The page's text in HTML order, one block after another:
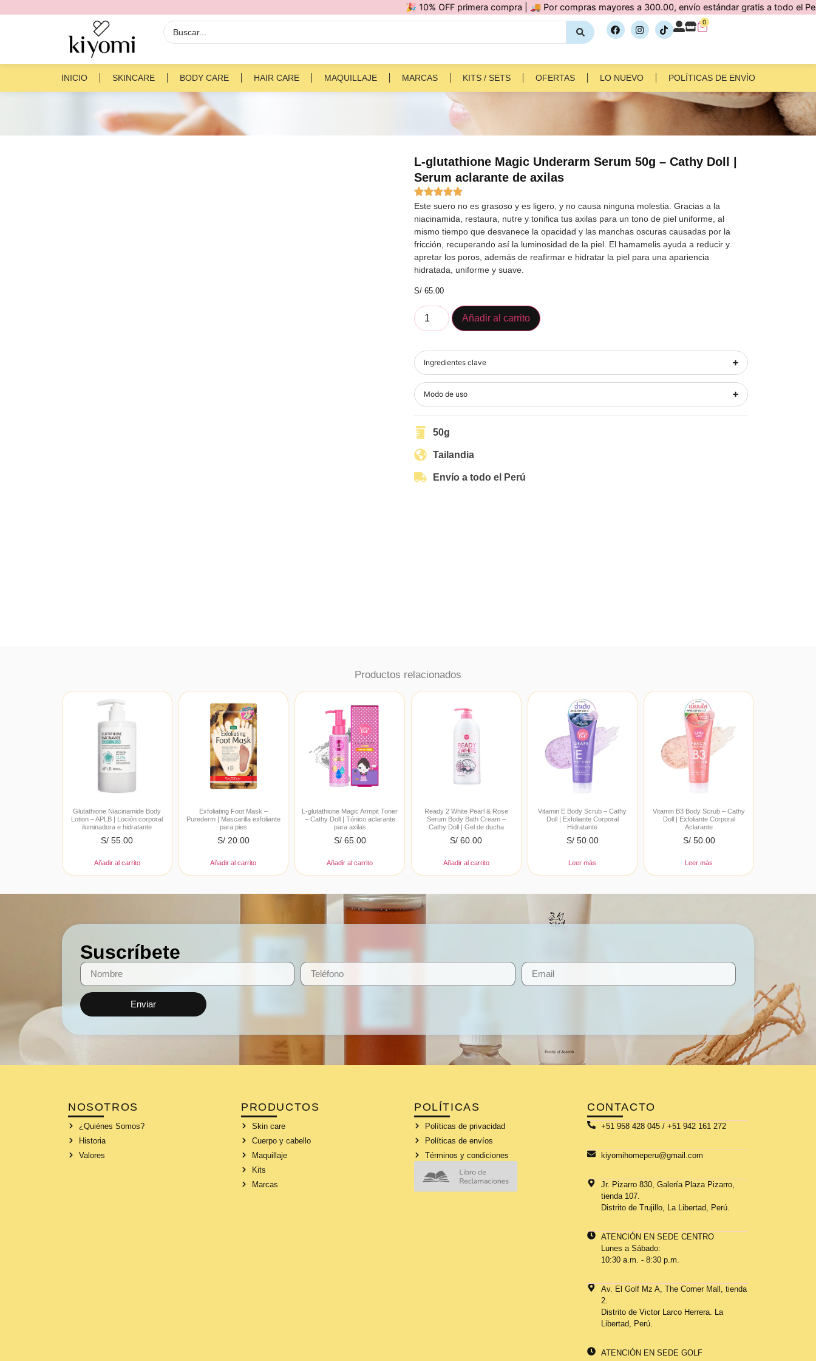
🎉 10% OFF primera compra | 🚚 Por compras mayores a 300.00, envío estándar gratis a todo el Perú 🇵🇪
0
INICIO SKINCARE BODY CARE HAIR CARE MAQUILLAJE MARCAS KITS / SETS OFERTAS LO NUEVO POLÍTICAS DE ENVÍO
L-glutathione Magic Underarm Serum 50g – Cathy Doll |
Serum aclarante de axilas
Este suero no es grasoso y es ligero, y no causa ninguna molestia. Gracias a la
niacinamida, restaura, nutre y tonifica tus axilas para un tono de piel uniforme, al
mismo tiempo que desvanece la opacidad y las manchas oscuras causadas por la
fricción, recuperando así la luminosidad de la piel. El hamamelis ayuda a reducir y
apretar los poros, además de reafirmar e hidratar la piel para una apariencia
hidratada, uniforme y suave.
S/ 65.00
Añadir al carrito
Ingredientes clave
Modo de uso
50g
Tailandia
Envío a todo el Perú
Productos relacionados
Glutathione Niacinamide Body
Lotion – APLB | Loción corporal
iluminadora e hidratante
S/ 55.00
Añadir al carrito
Exfoliating Foot Mask –
Purederm | Mascarilla exfoliante
para pies
S/20.00
Añadir al carrito
L-glutathione Magic Armpit Toner
– Cathy Doll | Tónico aclarante
para axilas
S/65.00
Añadir al carrito
Ready 2 White Pearl & Rose
Serum Body Bath Cream –
Cathy Doll | Gel de ducha
S/ 60.00
Añadir al carrito
Vitamin E Body Scrub – Cathy
Doll | Exfoliante Corporal
Hidratante
S/50.00
Leer más
Vitamin B3 Body Scrub – Cathy
Doll | Exfoliante Corporal
Aclarante
S/50.00
Leer más
Suscríbete
Enviar
NOSOTROS
¿Quiénes Somos?
Historia
Valores
PRODUCTOS
Skin care
Cuerpo y cabello
Maquillaje
Kits
Marcas
POLÍTICAS
Políticas de privacidad
Políticas de envíos
Términos y condiciones
CONTACTO
+51 958 428 045 / +51 942 161 272
kiyomihomeperu@gmail.com
Jr. Pizarro 830, Galería Plaza Pizarro,
tienda 107.
Distrito de Trujillo, La Libertad, Perú.
ATENCIÓN EN SEDE CENTRO
Lunes a Sábado:
10:30 a.m. - 8:30 p.m.
Av. El Golf Mz A, The Corner Mall, tienda
2.
Distrito de Victor Larco Herrera. La
Libertad, Perú.
ATENCIÓN EN SEDE GOLF